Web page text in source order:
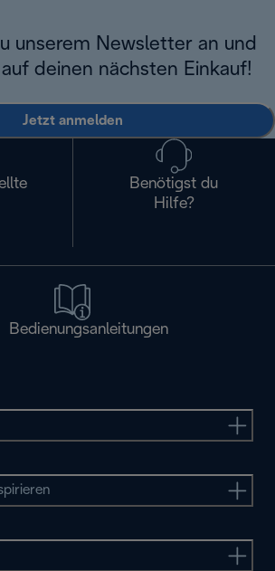
unserem Newsletter an und
deinen nächsten Einkauf!
Jetzt anmelden
Benötigst du
Hilfe?
Bedienungsanleitungen